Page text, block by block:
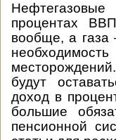
процентах
вообще, а газа
будут
доход в
большие
пенсионной